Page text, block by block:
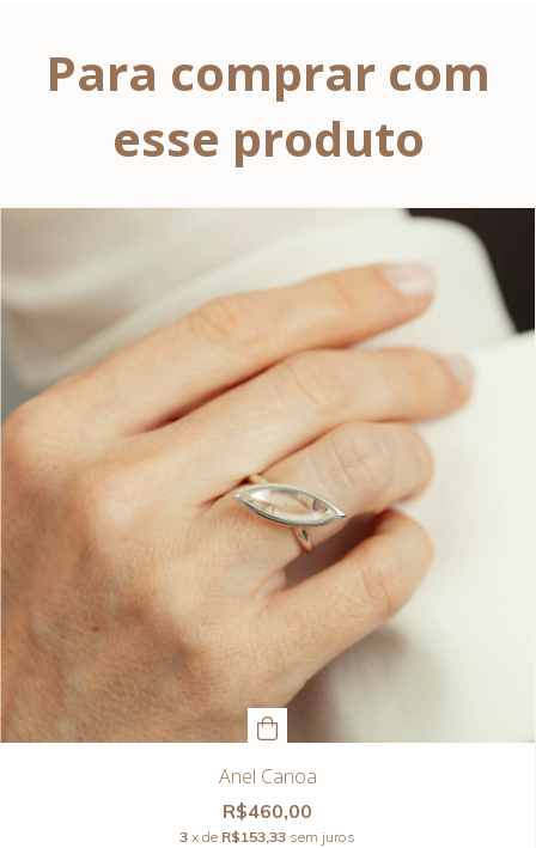
Para comprar com
esse produto
Anel Canoa
R$460,00
3 x de R$153,33 sem juros